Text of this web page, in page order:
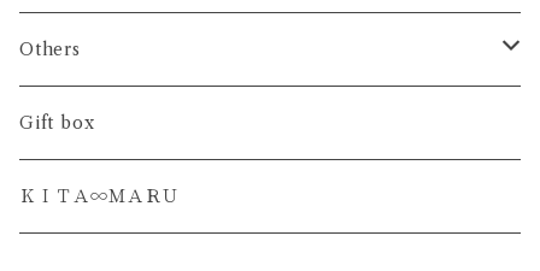
ティーマット
カトラリーレスト
ＫＡＺＡＲＩ - ＳＡＲＡ
ＨＡＫＯ- おやつの時間
ＨＡＫＯ- 香りの時間
ＨＡＫＯ- まとめる場所
日本の木
世界の木
Others
フラワーボックス
お香 トワインセンス
Gift box
ＫＩＴＡ∞ＭＡＲＵ